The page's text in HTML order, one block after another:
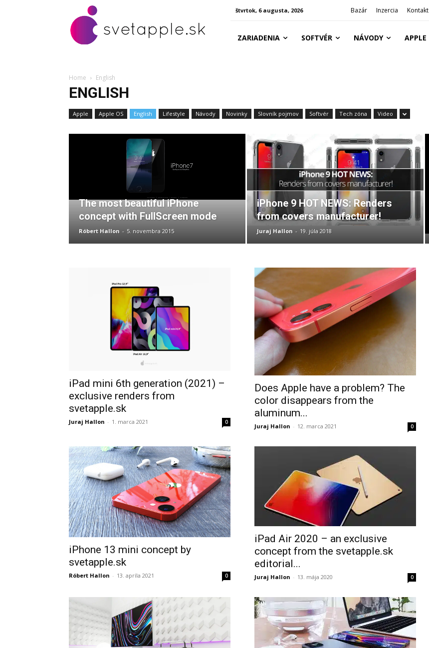
štvrtok, 6 augusta, 2026 Bazár Inzercia Kontakt
ZARIADENIA SOFTVÉR NÁVODY APPLE
Home English
ENGLISH
Apple Apple OS English Lifestyle Návody Novinky Slovník pojmov Softvér Tech zóna Video
The most beautiful iPhone
concept with FullScreen mode
Róbert Hallon - 5. novembra 2015
iPhone 9 HOT NEWS: Renders
from covers manufacturer!
Juraj Hallon - 19. júla 2018
iPad mini 6th generation (2021) –
exclusive renders from
svetapple.sk
Juraj Hallon - 1. marca 2021 0
Does Apple have a problem? The
color disappears from the
aluminum...
Juraj Hallon - 12. marca 2021 0
iPhone 13 mini concept by
svetapple.sk
Róbert Hallon - 13. apríla 2021 0
iPad Air 2020 – an exclusive
concept from the svetapple.sk
editorial...
Juraj Hallon - 13. mája 2020 0